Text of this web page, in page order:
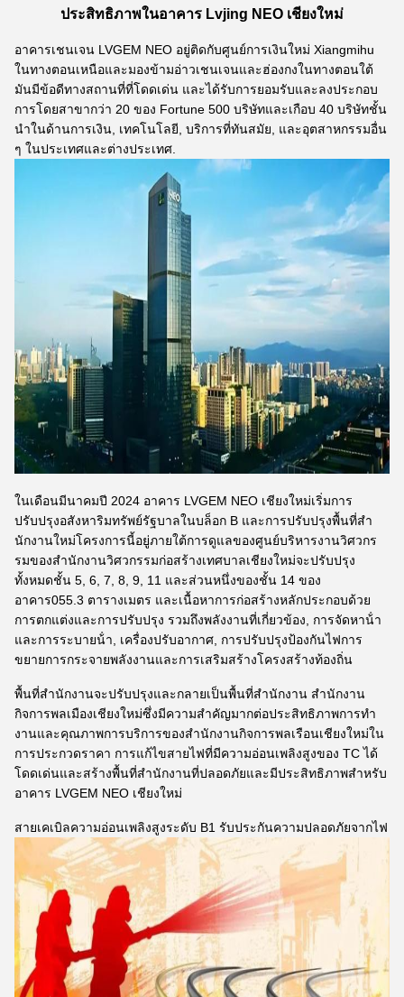
ประสิทธิภาพในอาคาร Lvjing NEO เชียงใหม่
อาคารเชนเจน LVGEM NEO อยู่ติดกับศูนย์การเงินใหม่ Xiangmihu
ในทางตอนเหนือและมองข้ามอ่าวเชนเจนและฮ่องกงในทางตอนใต้
มันมีข้อดีทางสถานที่ที่โดดเด่น และได้รับการยอมรับและลงประกอบ
การโดยสาขากว่า 20 ของ Fortune 500 บริษัทและเกือบ 40 บริษัทชั้น
นําในด้านการเงิน, เทคโนโลยี, บริการที่ทันสมัย, และอุตสาหกรรมอื่น
ๆ ในประเทศและต่างประเทศ.
ในเดือนมีนาคมปี 2024 อาคาร LVGEM NEO เชียงใหม่เริ่มการ
ปรับปรุงอสังหาริมทรัพย์รัฐบาลในบล็อก B และการปรับปรุงพื้นที่สํา
นักงานใหม่โครงการนี้อยู่ภายใต้การดูแลของศูนย์บริหารงานวิศวกร
รมของสํานักงานวิศวกรรมก่อสร้างเทศบาลเชียงใหม่จะปรับปรุง
ทั้งหมดชั้น 5, 6, 7, 8, 9, 11 และส่วนหนึ่งของชั้น 14 ของ
อาคาร055.3 ตารางเมตร และเนื้อหาการก่อสร้างหลักประกอบด้วย
การตกแต่งและการปรับปรุง รวมถึงพลังงานที่เกี่ยวข้อง, การจัดหาน้ํา
และการระบายน้ํา, เครื่องปรับอากาศ, การปรับปรุงป้องกันไฟการ
ขยายการกระจายพลังงานและการเสริมสร้างโครงสร้างท้องถิ่น
พื้นที่สํานักงานจะปรับปรุงและกลายเป็นพื้นที่สํานักงาน สํานักงาน
กิจการพลเมืองเชียงใหม่ซึ่งมีความสําคัญมากต่อประสิทธิภาพการทํา
งานและคุณภาพการบริการของสํานักงานกิจการพลเรือนเชียงใหม่ใน
การประกวดราคา การแก้ไขสายไฟที่มีความอ่อนเพลิงสูงของ TC ได้
โดดเด่นและสร้างพื้นที่สํานักงานที่ปลอดภัยและมีประสิทธิภาพสําหรับ
อาคาร LVGEM NEO เชียงใหม่
สายเคเบิลความอ่อนเพลิงสูงระดับ B1 รับประกันความปลอดภัยจากไฟ